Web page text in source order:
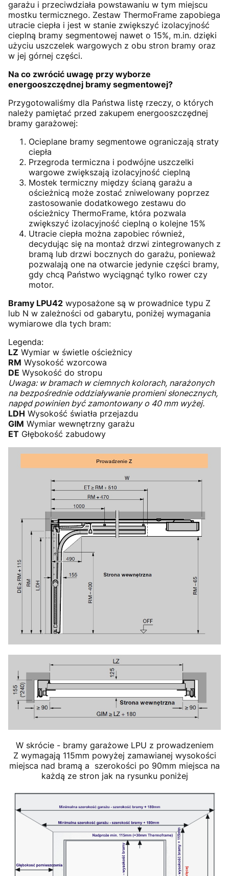
garażu i przeciwdziała powstawaniu w tym miejscu
mostku termicznego. Zestaw ThermoFrame zapobiega
utracie ciepła i jest w stanie zwiększyć izolacyjność
cieplną bramy segmentowej nawet o 15%, m.in. dzięki
użyciu uszczelek wargowych z obu stron bramy oraz
w jej górnej części.
Na co zwrócić uwagę przy wyborze
energooszczędnej bramy segmentowej?
Przygotowaliśmy dla Państwa listę rzeczy, o których
należy pamiętać przed zakupem energooszczędnej
bramy garażowej:
Ocieplane bramy segmentowe ograniczają straty
ciepła
Przegroda termiczna i podwójne uszczelki
wargowe zwiększają izolacyjność cieplną
Mostek termiczny między ścianą garażu a
ościeżnicą może zostać zniwelowany poprzez
zastosowanie dodatkowego zestawu do
ościeżnicy ThermoFrame, która pozwala
zwiększyć izolacyjność cieplną o kolejne 15%
Utracie ciepła można zapobiec również,
decydując się na montaż drzwi zintegrowanych z
bramą lub drzwi bocznych do garażu, ponieważ
pozwalają one na otwarcie jedynie części bramy,
gdy chcą Państwo wyciągnąć tylko rower czy
motor.
Bramy LPU42 wyposażone są w prowadnice typu Z
lub N w zależności od gabarytu, poniżej wymagania
wymiarowe dla tych bram:
Legenda:
LZ Wymiar w świetle ościeżnicy
RM Wysokość wzorcowa
DE Wysokość do stropu
Uwaga: w bramach w ciemnych kolorach, narażonych
na bezpośrednie oddziaływanie promieni słonecznych,
napęd powinien być zamontowany o 40 mm wyżej.
LDH Wysokość światła przejazdu
GIM Wymiar wewnętrzny garażu
ET Głębokość zabudowy
W skrócie - bramy garażowe LPU z prowadzeniem
Z wymagają 115mm powyżej zamawianej wysokości
miejsca nad bramą a szerokości po 90mm miejsca na
każdą ze stron jak na rysunku poniżej